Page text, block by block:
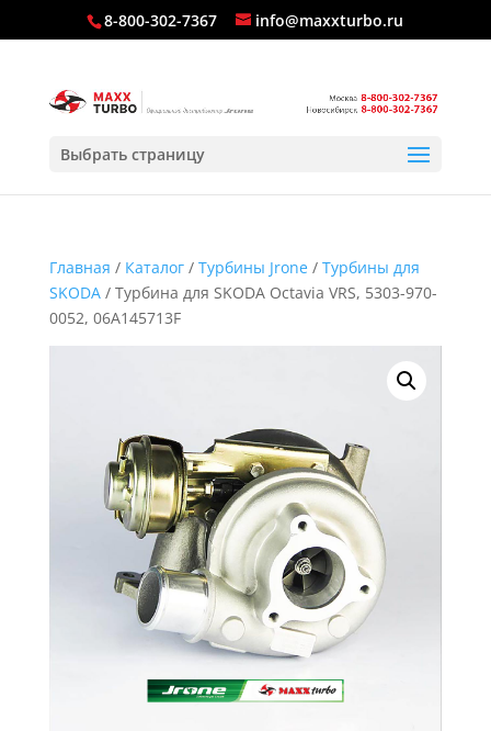
8-800-302-7367 info@maxxturbo.ru
Выбрать страницу
Главная / Каталог/ Турбины Jrone/ Турбины для
SKODA/ Турбина для SKODA Octavia VRS, 5303-970-
0052, 06A145713F